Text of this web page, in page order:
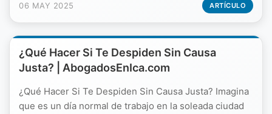
06 MAY 2025 ARTÍCULO
¿Qué Hacer Si Te Despiden Sin Causa
Justa? | AbogadosEnIca.com
¿Qué Hacer Si Te Despiden Sin Causa Justa? Imagina
que es un día normal de trabajo en la soleada ciudad